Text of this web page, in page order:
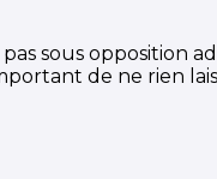
sous opposition
de ne rien